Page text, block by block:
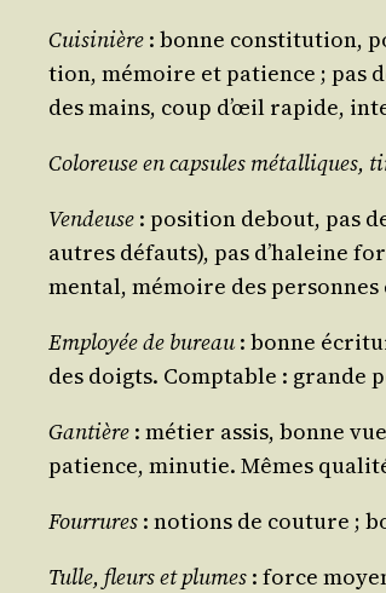
Cui­si­nière : bonne consti­tu­tion,
tion, mémoire et patience ; pas
des mains, coup d’œil rapide,
Colo­reuse en cap­sules métal­liques,
Ven­deuse : posi­tion debout, pas
autres défauts), pas d’ha­leine
men­tal, mémoire des per­sonnes
Employée de bureau : bonne
des doigts. Comp­table :
Gan­tière : métier assis, bonne
patience, minu­tie. Mêmes
Four­rures : notions de cou­ture ;
Tulle, fleurs et plumes : force